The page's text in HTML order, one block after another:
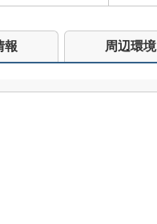
報 周辺環境